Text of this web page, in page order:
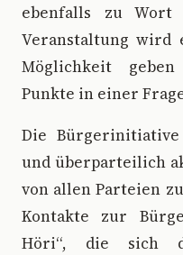
ebenfalls zu Wort
Veranstaltung wird
Möglichkeit
Punkte in einer
Die
und überparteilich
von allen Parteien
Kontakte zur
Höri“, die sich